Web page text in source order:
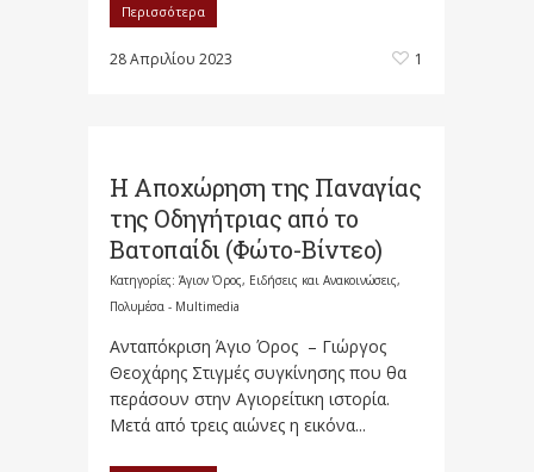
Περισσότερα
28 Απριλίου 2023 1
Η Αποχώρηση της Παναγίας
της Οδηγήτριας από το
Βατοπαίδι (Φώτο-Βίντεο)
Κατηγορίες: Άγιον Όρος, Ειδήσεις και Ανακοινώσεις,
Πολυμέσα - Multimedia
Ανταπόκριση Άγιο Όρος – Γιώργος
Θεοχάρης Στιγμές συγκίνησης που θα
περάσουν στην Αγιορείτικη ιστορία.
Μετά από τρεις αιώνες η εικόνα...